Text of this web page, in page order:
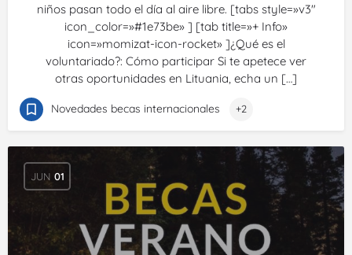
niños pasan todo el día al aire libre. [tabs style=»v3″
icon_color=»#1e73be» ] [tab title=»+ Info»
icon=»momizat-icon-rocket» ]¿Qué es el
voluntariado?: Cómo participar Si te apetece ver
otras oportunidades en Lituania, echa un […]
Novedades becas internacionales +2
JUN 01